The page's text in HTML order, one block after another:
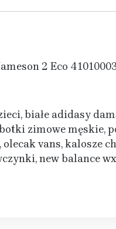
2 Eco
białe adidasy
zimowe męskie,
olecak vans, kalosze
new balance